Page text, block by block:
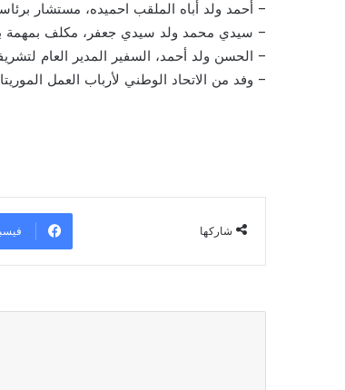
– أحمد ولد أباه الملقب احميده، مستشار
– سيدي محمد ولد سيدي جعفر، مكلف بمهمة
– الحسن ولد أحمد، السفير المدير العام
– وفد من الاتحاد الوطني لأرباب العمل
شاركها